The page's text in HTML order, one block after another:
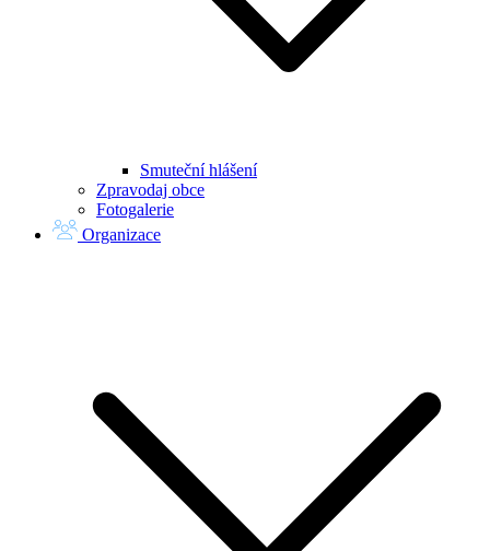
Smuteční hlášení
Zpravodaj obce
Fotogalerie
Organizace